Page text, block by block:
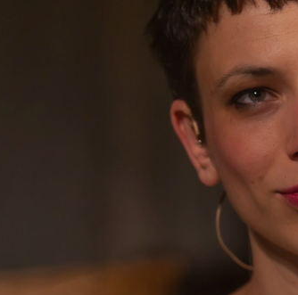
Skip to main content